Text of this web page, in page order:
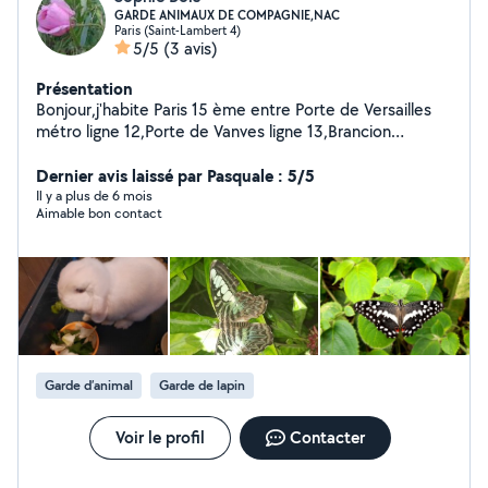
GARDE ANIMAUX DE COMPAGNIE,NAC
Paris (Saint-Lambert 4)
5/5 (3 avis)
Présentation
Bonjour,j'habite Paris 15 ème entre Porte de Versailles
métro ligne 12,Porte de Vanves ligne 13,Brancion
ayant mes grands-parents à la campagne depuis toute
petite.Je garde souvent des petits,moyens et grands
animaux de compagnie de particulier à mon domicile et
des:Chiens, chats,lapins,cochon d inde,tortue... De plus,
j ai le diplôme d assistante vétérinaire option NAC.Je
garde un animal à la fois ou plusieurs si même
propriétaire.Si vous êtes intéressez vous pouvez me
contactez par le site merci et peut être à bientôt
Sophie.
Dernier avis laissé par Pasquale : 5/5
Il y a plus de 6 mois
Aimable bon contact
Garde d’animal Garde de lapin
Voir le profil Contacter